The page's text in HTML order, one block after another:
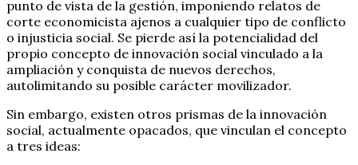
punto de vista de la gestión, imponiendo relatos de
corte economicista ajenos a cualquier tipo de conflicto
o injusticia social. Se pierde así la potencialidad del
propio concepto de innovación social vinculado a la
ampliación y conquista de nuevos derechos,
autolimitando su posible carácter movilizador.
Sin embargo, existen otros prismas de la innovación
social, actualmente opacados, que vinculan el concepto
a tres ideas: